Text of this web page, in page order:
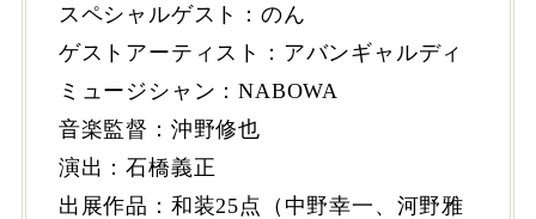
スペシャルゲスト：のん
ゲストアーティスト：アバンギャルディ
ミュージシャン：NABOWA
⾳楽監督：沖野修也
演出：⽯橋義正
出展作品：和装25点（中野幸⼀、河野雅